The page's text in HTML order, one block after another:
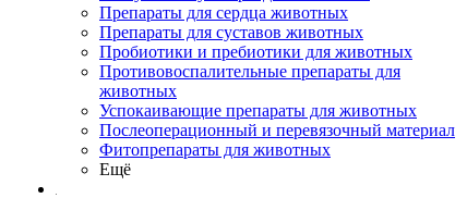
Препараты для сердца животных
Препараты для суставов животных
Пробиотики и пребиотики для животных
Противовоспалительные препараты для
животных
Успокаивающие препараты для животных
Послеоперационный и перевязочный материал
Фитопрепараты для животных
Ещё